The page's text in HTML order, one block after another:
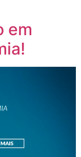
em